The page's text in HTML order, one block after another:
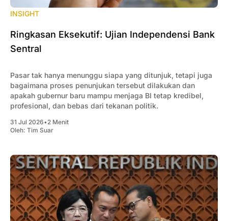
INSIGHT
Ringkasan Eksekutif: Ujian Independensi Bank
Sentral
Pasar tak hanya menunggu siapa yang ditunjuk, tetapi juga
bagaimana proses penunjukan tersebut dilakukan dan
apakah gubernur baru mampu menjaga BI tetap kredibel,
profesional, dan bebas dari tekanan politik.
31 Jul 2026•2 Menit
Oleh: Tim Suar